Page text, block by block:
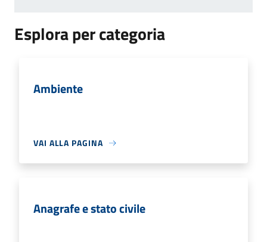
Esplora per categoria
Ambiente
VAI ALLA PAGINA
Anagrafe e stato civile